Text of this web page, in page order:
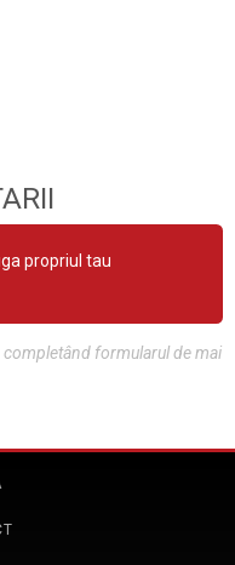
propriul tau
formularul de mai